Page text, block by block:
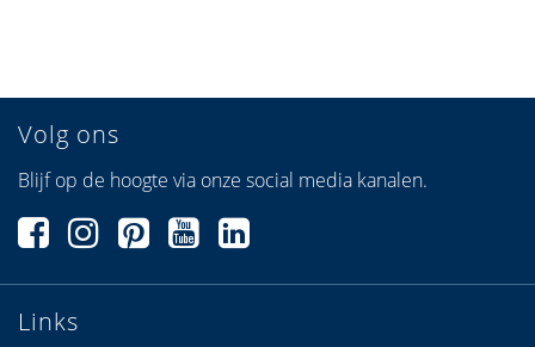
Links
Volg ons
Blijf op de hoogte via onze social media kanalen.